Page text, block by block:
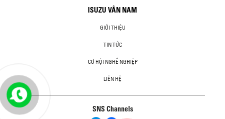
ISUZU VÂN NAM
GIỚI THIỆU
TIN TỨC
CƠ HỘI NGHỀ NGHIỆP
LIÊN HỆ
SNS Channels